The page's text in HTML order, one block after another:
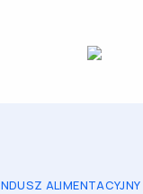
ALIMENTACYJNY